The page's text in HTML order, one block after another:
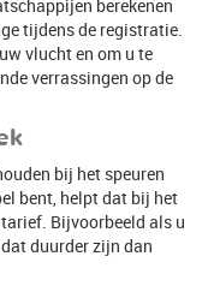
berekenen
tijdens de registratie.
vlucht en om u te
verrassingen op de
bij het speuren
bent, helpt dat bij het
Bijvoorbeeld als u
duurder zijn dan